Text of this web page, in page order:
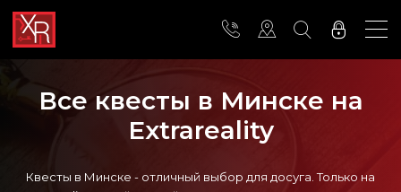
Все квесты в Минске на
Extrareality
Квесты в Минске - отличный выбор для досуга. Только на